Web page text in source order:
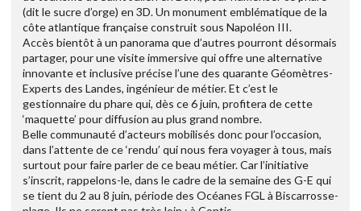
(dit le sucre d’orge) en 3D. Un monument emblématique de la
côte atlantique française construit sous Napoléon III.
Accès bientôt à un panorama que d’autres pourront désormais
partager, pour une visite immersive qui offre une alternative
innovante et inclusive précise l’une des quarante Géomètres-
Experts des Landes, ingénieur de métier. Et c’est le
gestionnaire du phare qui, dès ce 6 juin, profitera de cette
‘maquette’ pour diffusion au plus grand nombre.
Belle communauté d’acteurs mobilisés donc pour l’occasion,
dans l’attente de ce ‘rendu’ qui nous fera voyager à tous, mais
surtout pour faire parler de ce beau métier. Car l’initiative
s’inscrit, rappelons-le, dans le cadre de la semaine des G-E qui
se tient du 2 au 8 juin, période des Océanes FGL à Biscarrosse-